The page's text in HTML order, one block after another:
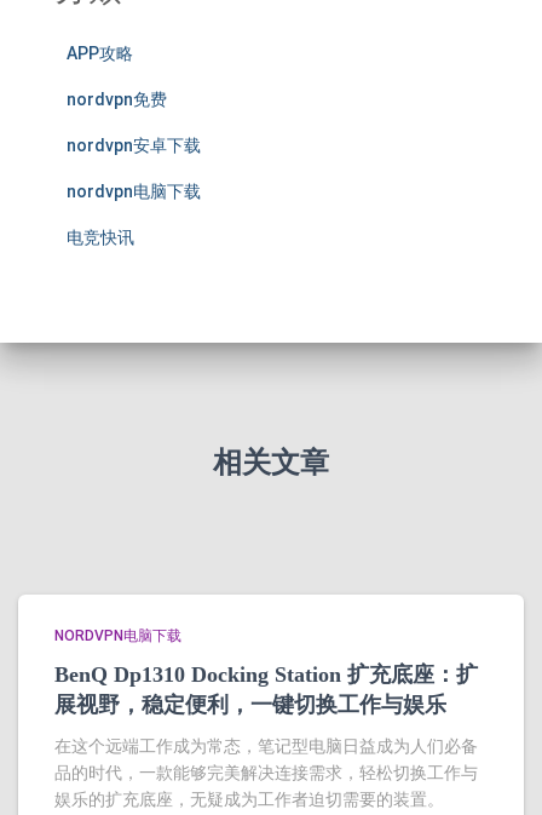
APP攻略
nordvpn免费
nordvpn安卓下载
nordvpn电脑下载
电竞快讯
相关文章
NORDVPN电脑下载
BenQ Dp1310 Docking Station 扩充底座：扩
展视野，稳定便利，一键切换工作与娱乐
在这个远端工作成为常态，笔记型电脑日益成为人们必备
品的时代，一款能够完美解决连接需求，轻松切换工作与
娱乐的扩充底座，无疑成为工作者迫切需要的装置。